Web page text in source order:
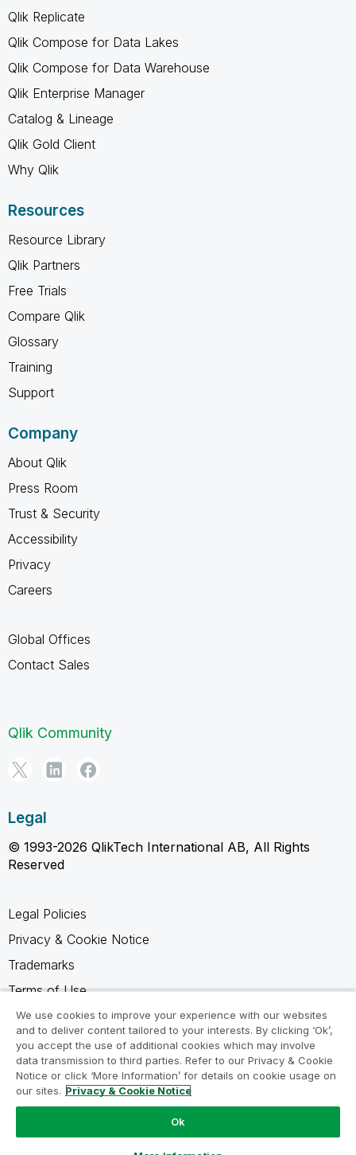
Qlik Replicate
Qlik Compose for Data Lakes
Qlik Compose for Data Warehouse
Qlik Enterprise Manager
Catalog & Lineage
Qlik Gold Client
Why Qlik
Resources
Resource Library
Qlik Partners
Free Trials
Compare Qlik
Glossary
Training
Support
Company
About Qlik
Press Room
Trust & Security
Accessibility
Privacy
Careers
Global Offices
Contact Sales
Qlik Community
Legal
© 1993-2026 QlikTech International AB, All Rights
Reserved
Legal Policies
Privacy & Cookie Notice
Trademarks
Terms of Use
Legal Agreements
Product Terms
Do not share my info
We use cookies to improve your experience with our websites
and to deliver content tailored to your interests. By clicking ‘Ok’,
you accept the use of additional cookies which may involve
data transmission to third parties. Refer to our Privacy & Cookie
Notice or click ‘More Information’ for details on cookie usage on
our sites. Privacy & Cookie Notice
Ok